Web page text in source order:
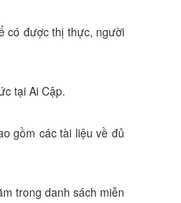
có được thị thực, người
tại Ai Cập.
gồm các tài liệu về đủ
trong danh sách miễn